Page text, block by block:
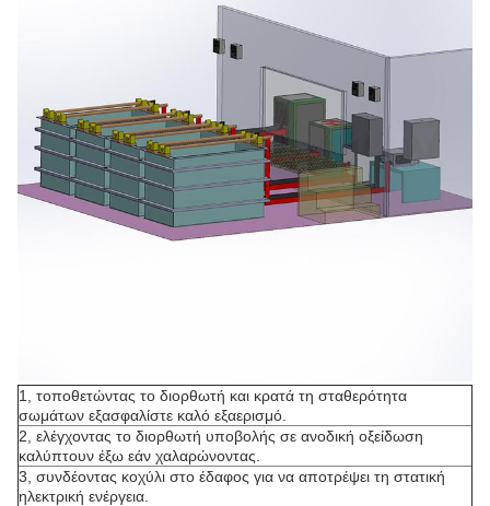
1, τοποθετώντας το διορθωτή και κρατά τη σταθερότητα
σωμάτων εξασφαλίστε καλό εξαερισμό.
2, ελέγχοντας το διορθωτή υποβολής σε ανοδική οξείδωση
καλύπτουν έξω εάν χαλαρώνοντας.
3, συνδέοντας κοχύλι στο έδαφος για να αποτρέψει τη στατική
ηλεκτρική ενέργεια.